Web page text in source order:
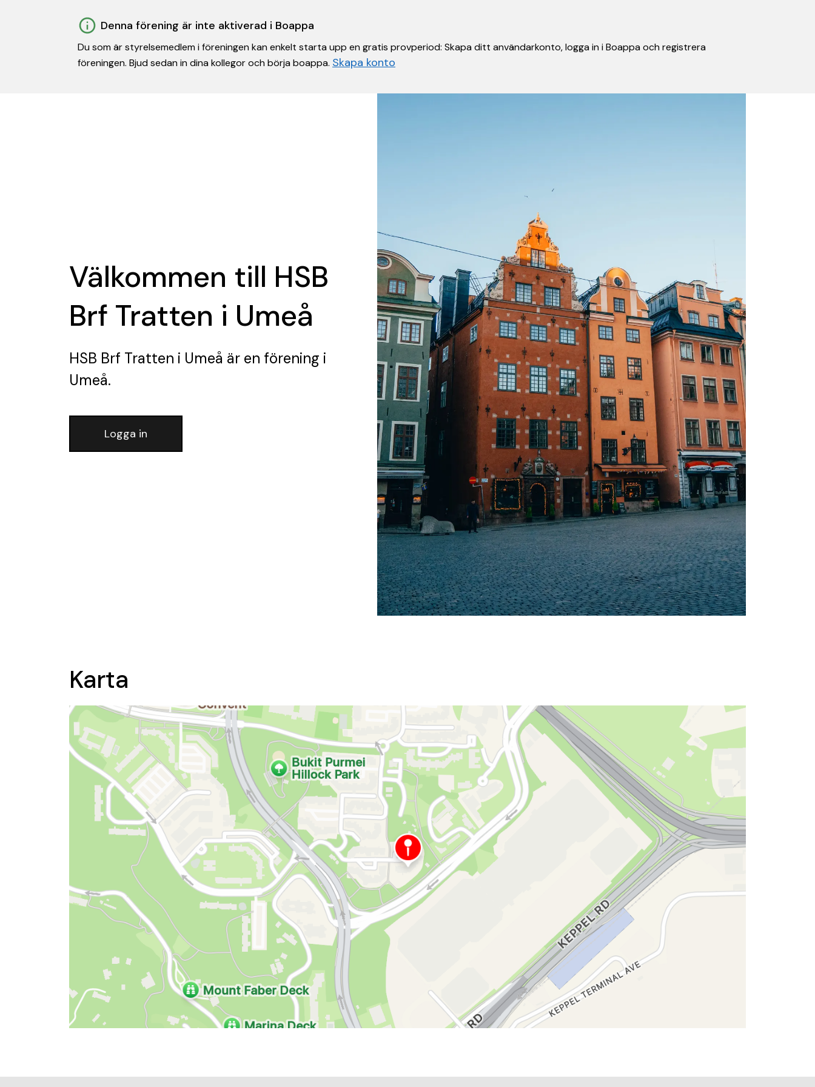
Denna förening är inte aktiverad i Boappa
Du som är styrelsemedlem i föreningen kan enkelt starta upp en gratis provperiod: Skapa ditt användarkonto, logga in i Boappa och registrera
föreningen. Bjud sedan in dina kollegor och börja boappa. Skapa konto
Välkommen till HSB
Brf Tratten i Umeå
HSB Brf Tratten i Umeå är en förening i
Umeå.
Logga in
Karta